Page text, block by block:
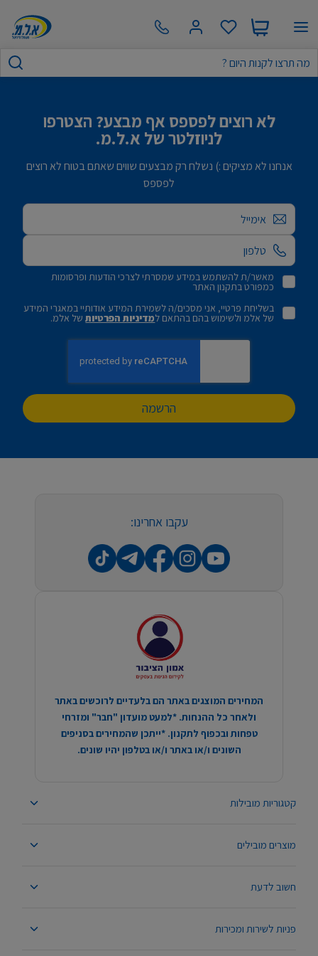
לא רוצים לפספס אף מבצע? הצטרפו
לניוזלטר של א.ל.מ.
אנחנו לא מציקים :) נשלח רק מבצעים שווים שאתם בטוח לא רוצים
לפספס
אימייל
מאשר/ת להשתמש במידע שמסרתי לצרכי הודעות ופרסומות
כמפורט בתקנון האתר
בשליחת פרטיי, אני מסכים/ה לשמירת המידע אודותיי במאגרי המידע
של אלמ ולשימוש בהם בהתאם למדיניות הפרטיותשל אלמ.
הרשמה
קטגוריות מובילות
מוצרים מובילים
חשוב לדעת
פניות לשירות ומכירות
עקבו אחרינו:
המחירים המוצגים באתר הם בלעדיים לרוכשים באתר
ולאחר כל ההנחות. *למעט מועדון "חבר" ומזרחי
טפחות ובכפוף לתקנון. *ייתכן שהמחירים בסניפים
השונים ו/או באתר ו/או בטלפון יהיו שונים.